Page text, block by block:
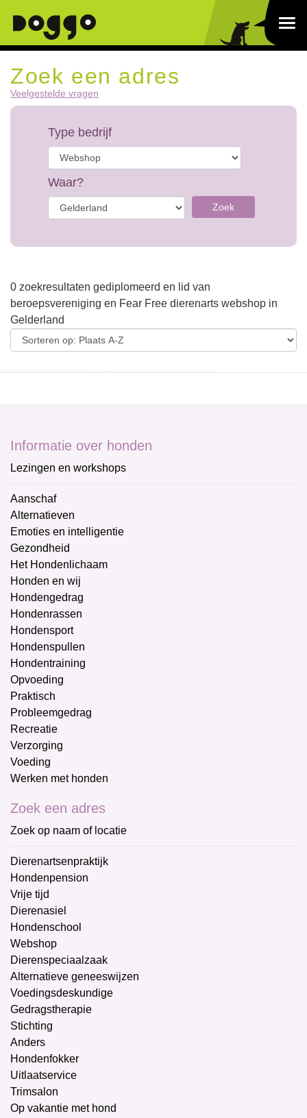
Zoek een adres
Veelgestelde vragen
Type bedrijf
Waar?
Zoek
0 zoekresultaten gediplomeerd en lid van
beroepsvereniging en Fear Free dierenarts webshop in
Gelderland
Informatie over honden
Lezingen en workshops
Aanschaf
Alternatieven
Emoties en intelligentie
Gezondheid
Het Hondenlichaam
Honden en wij
Hondengedrag
Hondenrassen
Hondensport
Hondenspullen
Hondentraining
Opvoeding
Praktisch
Probleemgedrag
Recreatie
Verzorging
Voeding
Werken met honden
Zoek een adres
Zoek op naam of locatie
Dierenartsenpraktijk
Hondenpension
Vrije tijd
Dierenasiel
Hondenschool
Webshop
Dierenspeciaalzaak
Alternatieve geneeswijzen
Voedingsdeskundige
Gedragstherapie
Stichting
Anders
Hondenfokker
Uitlaatservice
Trimsalon
Op vakantie met hond